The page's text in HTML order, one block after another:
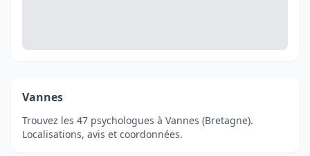
Vannes
Trouvez les 47 psychologues à Vannes (Bretagne).
Localisations, avis et coordonnées.